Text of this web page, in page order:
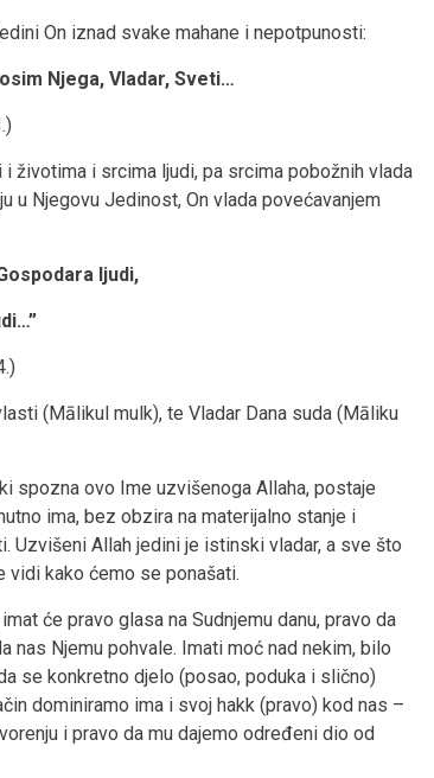
On iznad svake mahane i nepotpunosti:
Njega, Vladar, Sveti…
životima i srcima ljudi, pa srcima pobožnih vlada
u Njegovu Jedinost, On vlada povećavanjem
ljudi,
(Mālikul mulk), te Vladar Dana suda (Māliku
spozna ovo Ime uzvišenoga Allaha, postaje
ima, bez obzira na materijalno stanje i
Uzvišeni Allah jedini je istinski vladar, a sve što
vidi kako ćemo se ponašati.
će pravo glasa na Sudnjemu danu, pravo da
nas Njemu pohvale. Imati moć nad nekim, bilo
se konkretno djelo (posao, poduka i slično)
dominiramo ima i svoj hakk (pravo) kod nas –
i pravo da mu dajemo određeni dio od